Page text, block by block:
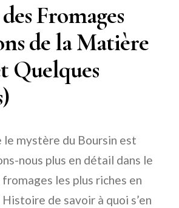
Fromages
de la Matière
Quelques
mystère du Boursin est
nous plus en détail dans le
les plus riches en
de savoir à quoi s’en